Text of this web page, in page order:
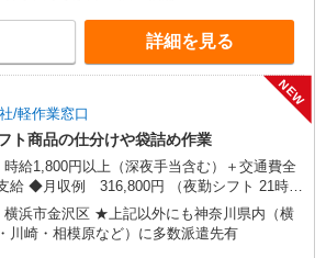
詳細を見る
/軽作業窓口
NEW
ト商品の仕分けや袋詰め作業
時給1,800円以上（深夜手当含む）＋交通費全
円 （夜勤シフト 21時〜
時 週5日勤務の場合） 時給1,800円×8h×22日勤
横浜市金沢区 ★上記以外にも神奈川県内（横
川崎・相模原など）に多数派遣先有